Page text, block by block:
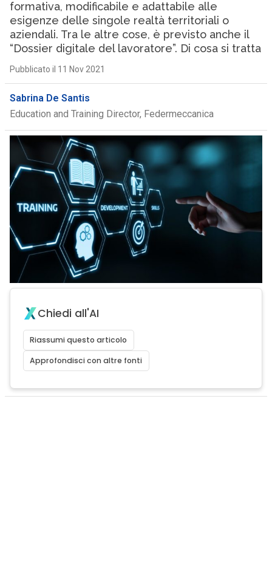
formativa, modificabile e adattabile alle
esigenze delle singole realtà territoriali o
aziendali. Tra le altre cose, è previsto anche il
“Dossier digitale del lavoratore”. Di cosa si tratta
Pubblicato il 11 Nov 2021
Sabrina De Santis
Education and Training Director, Federmeccanica
Chiedi all'AI
Riassumi questo articolo
Approfondisci con altre fonti